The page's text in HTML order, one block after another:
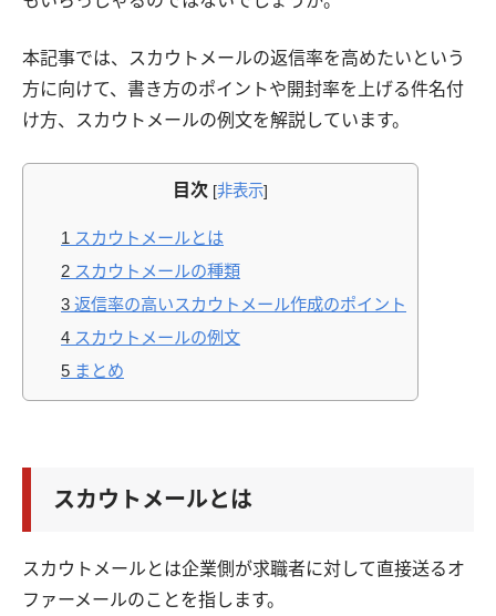
本記事では、スカウトメールの返信率を高めたいという
方に向けて、書き方のポイントや開封率を上げる件名付
け方、スカウトメールの例文を解説しています。
目次 [非表示]
1 スカウトメールとは
2 スカウトメールの種類
3 返信率の高いスカウトメール作成のポイント
4 スカウトメールの例文
5 まとめ
スカウトメールとは
スカウトメールとは企業側が求職者に対して直接送るオ
ファーメールのことを指します。